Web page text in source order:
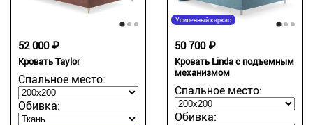
Кровать Taylor
Спальное место:
Обивка:
52 000 ₽
Усиленный каркас
Кровать Linda с подъемным
механизмом
Спальное место:
Обивка:
50 700 ₽